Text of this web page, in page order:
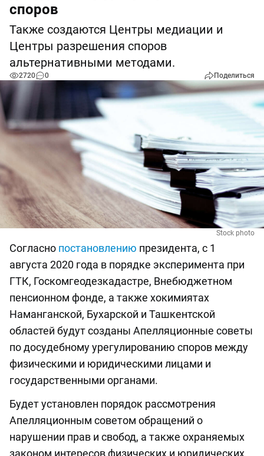
споров
Также создаются Центры медиации и
Центры разрешения споров
альтернативными методами.
2720 0 Поделиться
Stock photo
Согласно постановлению президента, с 1
августа 2020 года в порядке эксперимента при
ГТК, Госкомгеодезкадастре, Внебюджетном
пенсионном фонде, а также хокимиятах
Наманганской, Бухарской и Ташкентской
областей будут созданы Апелляционные советы
по досудебному урегулированию споров между
физическими и юридическими лицами и
государственными органами.
Будет установлен порядок рассмотрения
Апелляционным советом обращений о
нарушении прав и свобод, а также охраняемых
законом интересов физических и юридических